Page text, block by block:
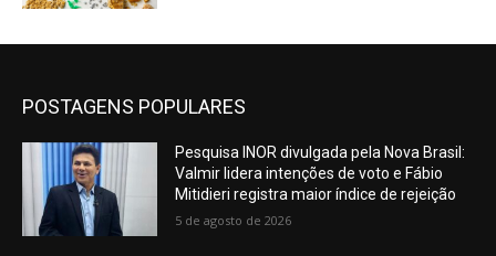
POSTAGENS POPULARES
Mitidieri registra maior índice de rejeição
Energisa abre 20 vagas para o Programa
Jovem Aprendiz em redes
5 de agosto de 2026